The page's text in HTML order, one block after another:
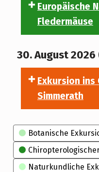
Europäische
Fledermäuse
30. August 2026
Exkursion
Simmerath
Kategorien
Botanische
Naturkundliche